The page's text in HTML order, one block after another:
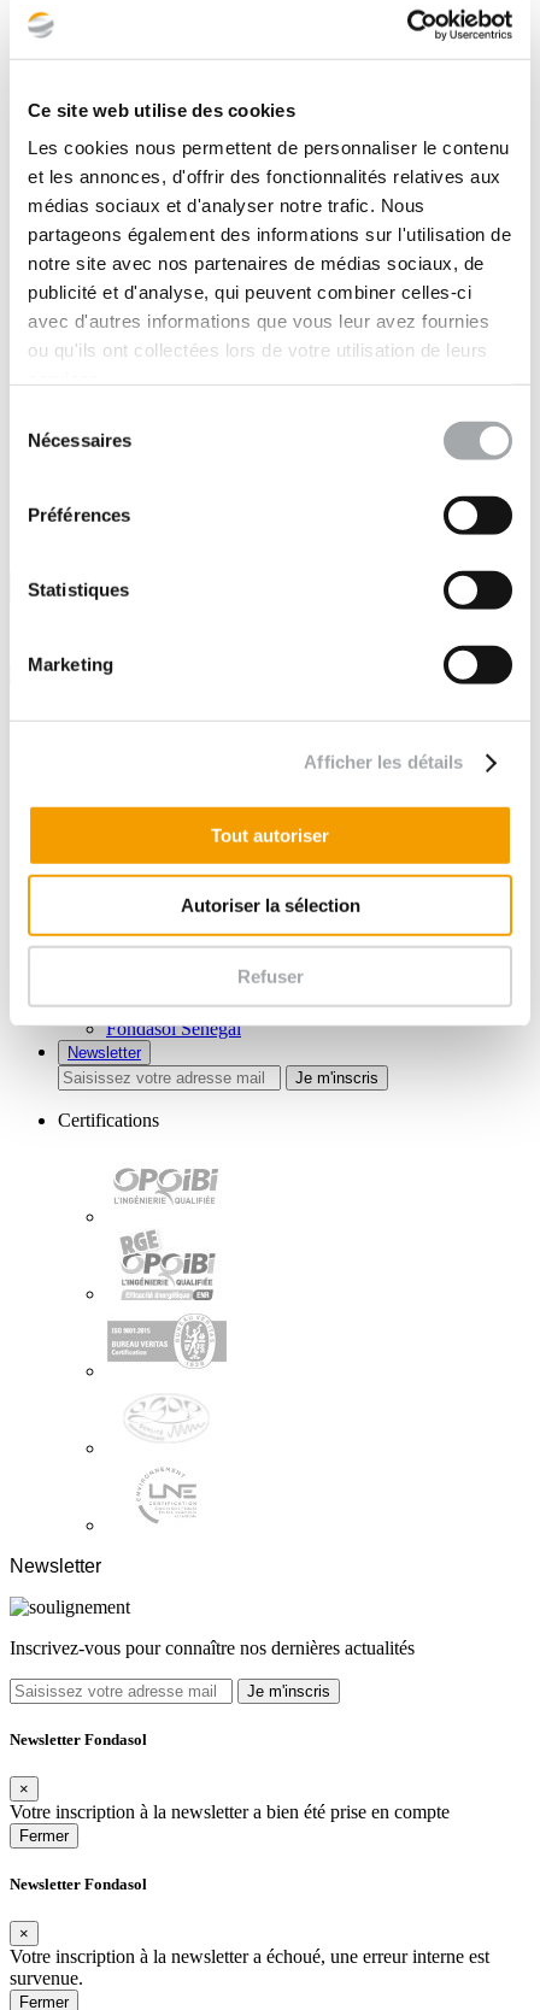
Ce site web utilise des cookies
Les cookies nous permettent de personnaliser le contenu
et les annonces, d'offrir des fonctionnalités relatives aux
médias sociaux et d'analyser notre trafic. Nous
partageons également des informations sur l'utilisation de
notre site avec nos partenaires de médias sociaux, de
publicité et d'analyse, qui peuvent combiner celles-ci
avec d'autres informations que vous leur avez fournies
ou qu'ils ont collectées lors de votre utilisation de leurs
Nécessaires
Préférences
Statistiques
Marketing
Afficher les détails
Tout autoriser
Autoriser la sélection
Refuser
Marchés publics
•
Immobilier
Industrie
•
Energies
Concession (auto)routière
•
•
Liens utiles
Mentions légales
Politique de confidentialité
Fondasol
Lianaka
Fondasol Luxembourg
Fondasol Maroc
Fondasol Sénégal
Newsletter
Je m'inscris
Certifications
Newsletter
Inscrivez-vous pour connaître nos dernières actualités
Je m'inscris
Newsletter Fondasol
×
Votre inscription à la newsletter a bien été prise en compte
Fermer
Newsletter Fondasol
×
Votre inscription à la newsletter a échoué, une erreur interne est
survenue.
Fermer